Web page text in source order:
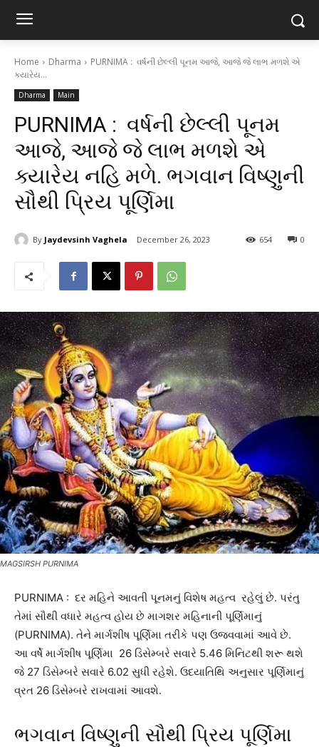
Home Dharma
PURNIMA : વર્ષની છેલ્લી પૂનમ આજે, આજે જે લાભ મળશે એ
ક્યારેય...
Dharma Main
PURNIMA : વર્ષની છેલ્લી પૂનમ
આજે, આજે જે લાભ મળશે એ
ક્યારેય નહિ મળે. ભગવાન વિષ્ણુની
સૌથી પ્રિય પૂર્ણિમા
By Jaydevsinh Vaghela December 26, 2023 0
654
MAGSIRSH PURNIMA
PURNIMA : દર મહિને આવતી પૂનમનું વિશેષ મહત્વ રહેલું છે. પરંતુ
તેમાં સૌથી વધારે મહત્વ હોય છે માગશર મહિનાની પૂર્ણિમાનું
(PURNIMA). તેને માર્ગશીષ પૂર્ણિમા તરીકે પણ ઉજવવામાં આવે છે.
આ વર્ષે માર્ગશીષ પૂર્ણિમા 26 ડિસેમ્બરે સવારે 5.46 મિનિટથી શરૂ થશે
જે 27 ડિસેમ્બરે સવારે 6.02 સુધી રહેશે. ઉદયાતિથિ અનુસાર પૂર્ણિમાનું
વ્રત 26 ડિસેમ્બરે રાખવામાં આવશે.
ભગવાન વિષ્ણુની સૌથી પ્રિય પૂર્ણિમા